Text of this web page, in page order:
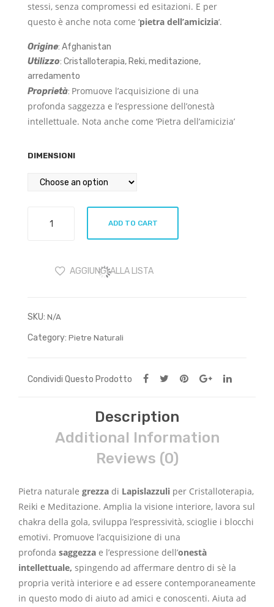
stessi, senza compromessi ed esitazioni. E per
questo è anche nota come ‘pietra dell’amicizia‘.
Origine: Afghanistan
Utilizzo: Cristalloterapia, Reki, meditazione,
arredamento
Proprietà: Promuove l’acquisizione di una
profonda saggezza e l’espressione dell’onestà
intellettuale. Nota anche come ‘Pietra dell’amicizia’
DIMENSIONI
grezzo
ADD TO CART
AGGIUNGI ALLA LISTA
SKU: N/A
Category: Pietre Naturali
Condividi Questo Prodotto
Description
Additional Information
Reviews (0)
Pietra naturale grezza di Lapislazzuli per Cristalloterapia,
Reiki e Meditazione. Amplia la visione interiore, lavora sul
chakra della gola, sviluppa l’espressività, scioglie i blocchi
emotivi. Promuove l’acquisizione di una
profonda saggezza e l’espressione dell’onestà
intellettuale, spingendo ad affermare dentro di sè la
propria verità interiore e ad essere contemporaneamente
in questo modo di aiuto ad amici e conoscenti. Aiuta ad